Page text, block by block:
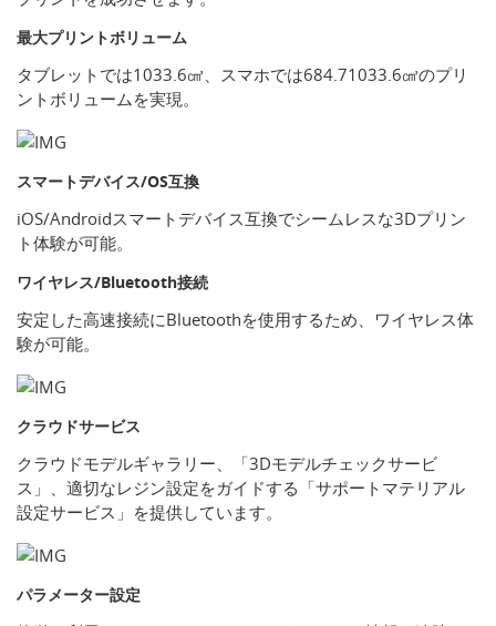
最大プリントボリューム
タブレットでは1033.6㎤、スマホでは684.71033.6㎤のプリ
ントボリュームを実現。
スマートデバイス/OS互換
iOS/Androidスマートデバイス互換でシームレスな3Dプリン
ト体験が可能。
ワイヤレス/Bluetooth接続
安定した高速接続にBluetoothを使用するため、ワイヤレス体
験が可能。
クラウドサービス
クラウドモデルギャラリー、「3Dモデルチェックサービ
ス」、適切なレジン設定をガイドする「サポートマテリアル
設定サービス」を提供しています。
パラメーター設定